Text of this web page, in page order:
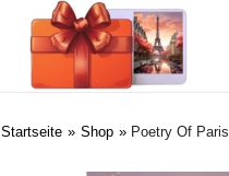
Startseite » Shop » Poetry Of Paris